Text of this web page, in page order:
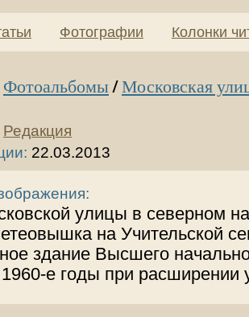
Фотографии Колонки
Фотоальбомы/Московская
Редакция
22.03.2013
улицы в северном
на Учительской
здание Высшего
е годы при расширении